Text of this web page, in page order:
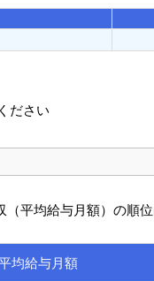
ださい
平均給与月額）の順位
均給与月額